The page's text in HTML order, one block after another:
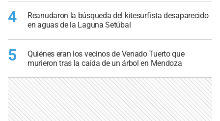
4
Reanudaron la búsqueda del kitesurfista desaparecido
en aguas de la Laguna Setúbal
5
Quiénes eran los vecinos de Venado Tuerto que
murieron tras la caída de un árbol en Mendoza